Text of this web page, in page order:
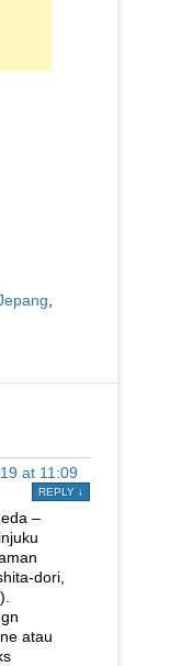
at 11:09
REPLY ↓
–
dori,
atau